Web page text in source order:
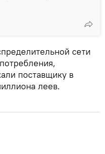
сети
поставщику в
леев.